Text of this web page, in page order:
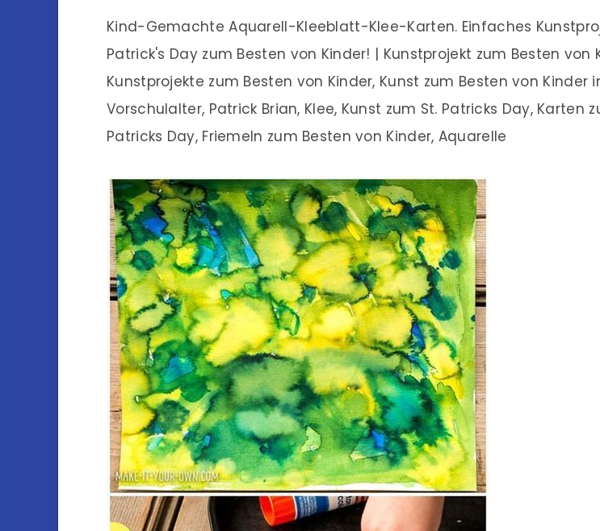
Kind-Gemachte Aquarell-Kleeblatt-Klee-Karten. Einfaches
Patrick's Day zum Besten von Kinder! | Kunstprojekt zum Besten von
Kunstprojekte zum Besten von Kinder, Kunst zum Besten von Kinder
Vorschulalter, Patrick Brian, Klee, Kunst zum St. Patricks Day, Karten
Patricks Day, Friemeln zum Besten von Kinder, Aquarelle